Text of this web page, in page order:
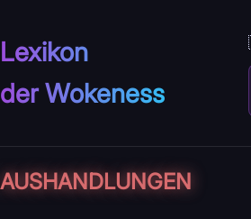
Lexikon
der Wokeness
AUS­HANDLUNGEN